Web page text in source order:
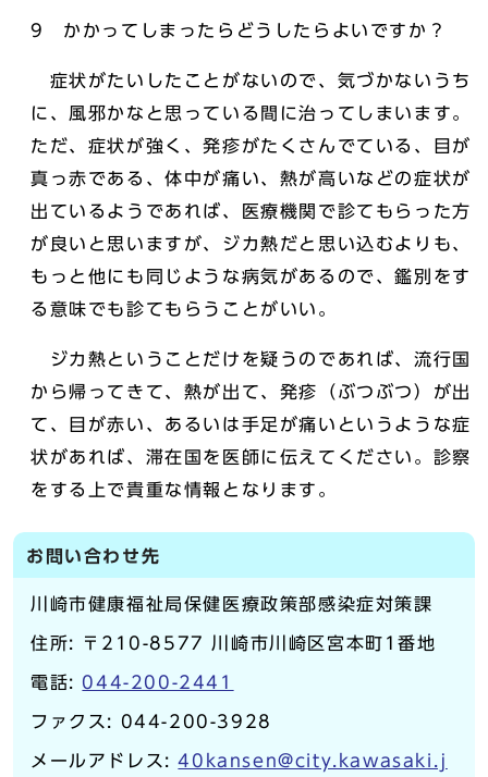
9 かかってしまったらどうしたらよいですか？
症状がたいしたことがないので、気づかないうち
に、風邪かなと思っている間に治ってしまいます。
ただ、症状が強く、発疹がたくさんでている、目が
真っ赤である、体中が痛い、熱が高いなどの症状が
出ているようであれば、医療機関で診てもらった方
が良いと思いますが、ジカ熱だと思い込むよりも、
もっと他にも同じような病気があるので、鑑別をす
る意味でも診てもらうことがいい。
ジカ熱ということだけを疑うのであれば、流行国
から帰ってきて、熱が出て、発疹（ぶつぶつ）が出
て、目が赤い、あるいは手足が痛いというような症
状があれば、滞在国を医師に伝えてください。診察
をする上で貴重な情報となります。
お問い合わせ先
川崎市健康福祉局保健医療政策部感染症対策課
住所: 〒210-8577 川崎市川崎区宮本町1番地
電話: 044-200-2441
ファクス: 044-200-3928
メールアドレス:40kansen@city.kawasaki.j